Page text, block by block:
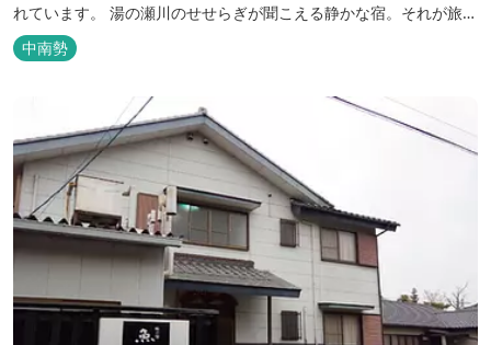
れています。 湯の瀬川のせせらぎが聞こえる静かな宿。それが旅
館 清少納言です。柔らかく滑らかな安らぎの湯や旬の味、心のこ
もったおもてなしを心掛けております。 日頃の喧騒から離れ、平安
中南勢